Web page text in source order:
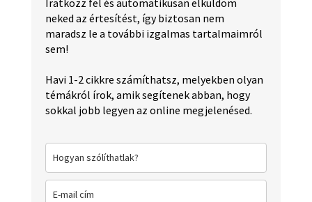
Iratkozz fel és automatikusan elküldöm
neked az értesítést, így biztosan nem
maradsz le a további izgalmas tartalmaimról
sem!
Havi 1-2 cikkre számíthatsz, melyekben olyan
témákról írok, amik segítenek abban, hogy
sokkal jobb legyen az online megjelenésed.